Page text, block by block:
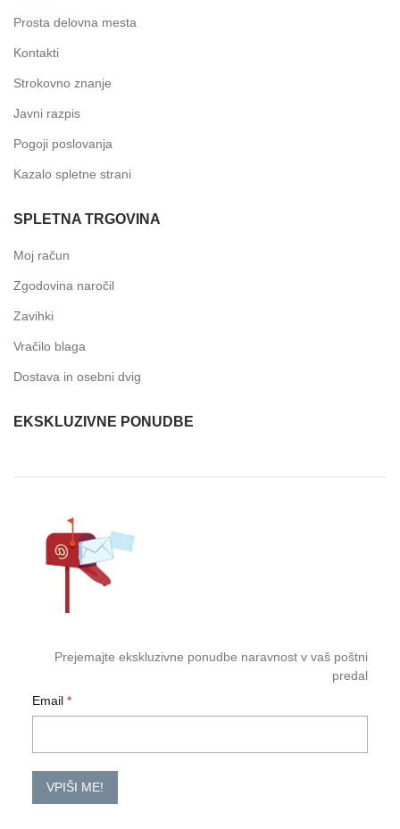
Prosta delovna mesta
Kontakti
Strokovno znanje
Javni razpis
Pogoji poslovanja
Kazalo spletne strani
SPLETNA TRGOVINA
Moj račun
Zgodovina naročil
Zavihki
Vračilo blaga
Dostava in osebni dvig
EKSKLUZIVNE PONUDBE
Prejemajte ekskluzivne ponudbe naravnost v vaš poštni
predal
Email
VPIŠI ME!